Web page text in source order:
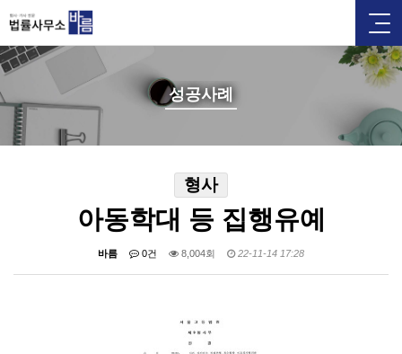
성공사례
형사
아동학대 등 집행유예
바름 0건 8,004회 22-11-14 17:28